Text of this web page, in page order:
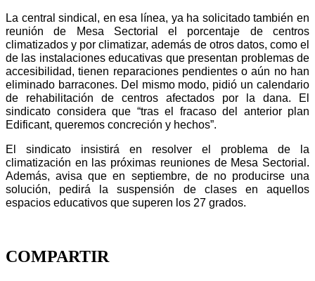
La central sindical, en esa línea, ya ha solicitado también en
reunión de Mesa Sectorial el porcentaje de centros
climatizados y por climatizar, además de otros datos, como el
de las instalaciones educativas que presentan problemas de
accesibilidad, tienen reparaciones pendientes o aún no han
eliminado barracones. Del mismo modo, pidió un calendario
de rehabilitación de centros afectados por la dana. El
sindicato considera que “tras el fracaso del anterior plan
Edificant, queremos concreción y hechos”.
El sindicato insistirá en resolver el problema de la
climatización en las próximas reuniones de Mesa Sectorial.
Además, avisa que en septiembre, de no producirse una
solución, pedirá la suspensión de clases en aquellos
espacios educativos que superen los 27 grados.
COMPARTIR